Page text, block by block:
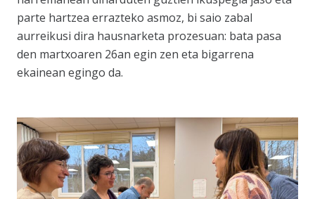
parte hartzea errazteko asmoz, bi saio zabal
aurreikusi dira hausnarketa prozesuan: bata pasa
den martxoaren 26an egin zen eta bigarrena
ekainean egingo da.